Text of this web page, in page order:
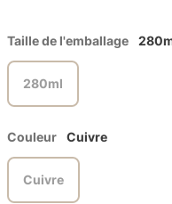
Taille de l'emballage
280ml
Couleur Cuivre
Cuivre